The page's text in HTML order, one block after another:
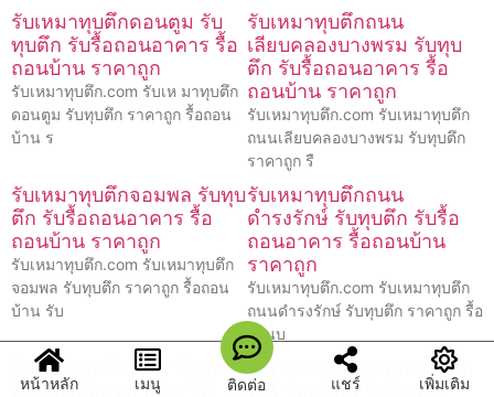
รับเหมาทุบตึกดอนตูม รับ
ทุบตึก รับรื้อถอนอาคาร รื้อ
ถอนบ้าน ราคาถูก
รับเหมาทุบตึก.com รับเห มาทุบตึก
ดอนตูม รับทุบตึก ราคาถูก รื้อถอน
บ้าน ร
รับเหมาทุบตึกถนน
เลียบคลองบางพรม รับทุบ
ตึก รับรื้อถอนอาคาร รื้อ
ถอนบ้าน ราคาถูก
รับเหมาทุบตึก.com รับเหมาทุบตึก
ถนนเลียบคลองบางพรม รับทุบตึก
ราคาถูก รื
รับเหมาทุบตึกจอมพล รับทุบ
ตึก รับรื้อถอนอาคาร รื้อ
ถอนบ้าน ราคาถูก
รับเหมาทุบตึก.com รับเหมาทุบตึก
จอมพล รับทุบตึก ราคาถูก รื้อถอน
บ้าน รับ
รับเหมาทุบตึกถนน
ดำรงรักษ์ รับทุบตึก รับรื้อ
ถอนอาคาร รื้อถอนบ้าน
ราคาถูก
รับเหมาทุบตึก.com รับเหมาทุบตึก
ถนนดำรงรักษ์ รับทุบตึก ราคาถูก รื้อ
ถอนบ
รับเหมาทุบตึกพนม รับทุบ
ตึก รับรื้อถอนอาคาร รื้อ
รับเหมาทุบตึกถนนพระราม
ที่ 3 รับทุบตึก รับรื้อถอน
หน้าหลัก เมนู ติดต่อ แชร์ เพิ่มเติม